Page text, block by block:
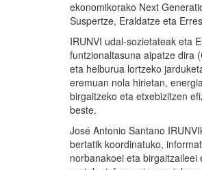
ekonomikorako Next
Suspertze, Eraldatze eta
IRUNVI udal-sozietateak eta
funtzionaltasuna aipatze dira
eta helburua lortzeko
eremuan nola hirietan,
birgaitzeko eta etxebizitzen
beste.
José Antonio Santano
bertatik koordinatuko,
norbanakoei eta